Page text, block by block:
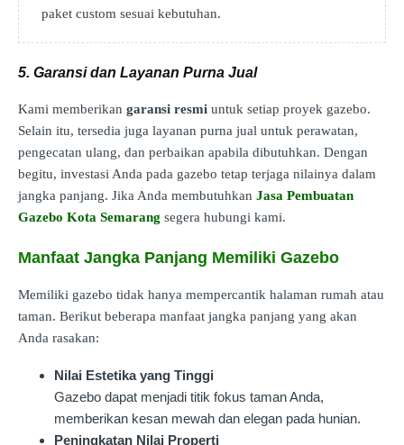
paket custom sesuai kebutuhan.
5. Garansi dan Layanan Purna Jual
Kami memberikan garansi resmi untuk setiap proyek gazebo.
Selain itu, tersedia juga layanan purna jual untuk perawatan,
pengecatan ulang, dan perbaikan apabila dibutuhkan. Dengan
begitu, investasi Anda pada gazebo tetap terjaga nilainya dalam
jangka panjang. Jika Anda membutuhkan Jasa Pembuatan
Gazebo Kota Semarang segera hubungi kami.
Manfaat Jangka Panjang Memiliki Gazebo
Memiliki gazebo tidak hanya mempercantik halaman rumah atau
taman. Berikut beberapa manfaat jangka panjang yang akan
Anda rasakan:
Nilai Estetika yang Tinggi
Gazebo dapat menjadi titik fokus taman Anda,
memberikan kesan mewah dan elegan pada hunian.
Peningkatan Nilai Properti